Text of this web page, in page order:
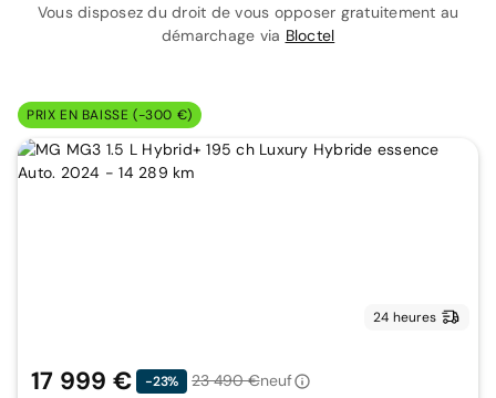
Vous disposez du droit de vous opposer gratuitement au
démarchage via Bloctel
PRIX EN BAISSE (-300 €)
24 heures
17 999 € -23% 23 490 €neuf